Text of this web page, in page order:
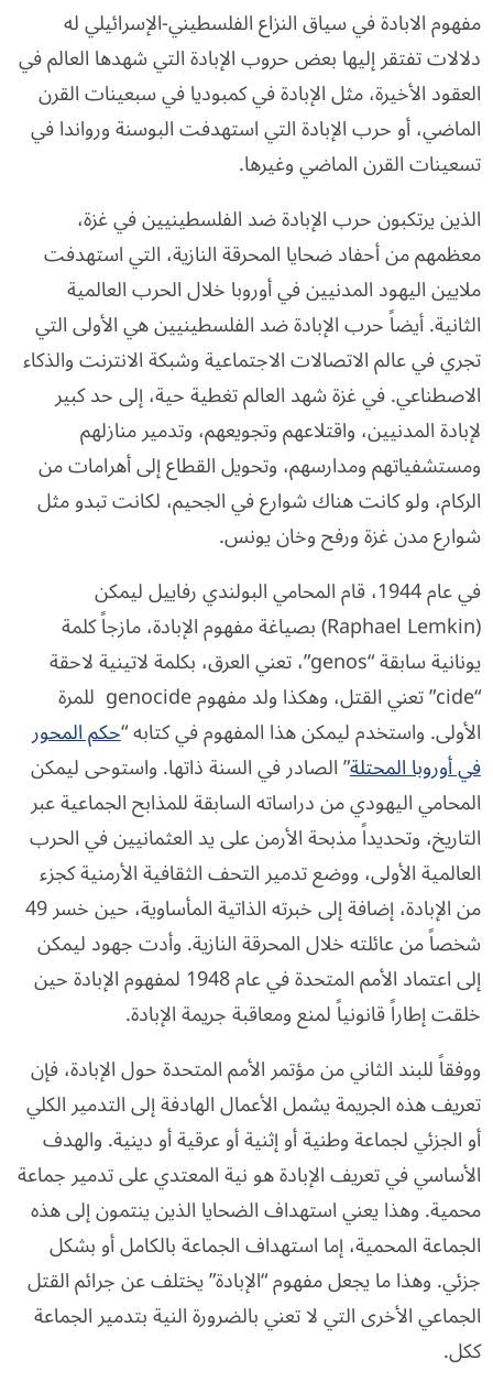
مفهوم الابادة في سياق النزاع الفلسطيني-الإسرائيلي له
دلالات تفتقر إليها بعض حروب الإبادة التي شهدها العالم في
العقود الأخيرة، مثل الإبادة في كمبوديا في سبعينات القرن
الماضي، أو حرب الإبادة التي استهدفت البوسنة ورواندا في
تسعينات القرن الماضي وغيرها.
الذين يرتكبون حرب الإبادة ضد الفلسطينيين في غزة،
معظمهم من أحفاد ضحايا المحرقة النازية، التي استهدفت
ملايين اليهود المدنيين في أوروبا خلال الحرب العالمية
الثانية. أيضاً حرب الإبادة ضد الفلسطينيين هي الأولى التي
تجري في عالم الاتصالات الاجتماعية وشبكة الانترنت والذكاء
الاصطناعي. في غزة شهد العالم تغطية حية، إلى حد كبير
لإبادة المدنيين، واقتلاعهم وتجويعهم، وتدمير منازلهم
ومستشفياتهم ومدارسهم، وتحويل القطاع إلى أهرامات من
الركام، ولو كانت هناك شوارع في الجحيم، لكانت تبدو مثل
شوارع مدن غزة ورفح وخان يونس.
في عام 1944، قام المحامي البولندي رفاييل ليمكن
(Raphael Lemkin) بصياغة مفهوم الإبادة، مازجاً كلمة
يونانية سابقة “genos”، تعني العرق، بكلمة لاتينية لاحقة
“cide” تعني القتل، وهكذا ولد مفهوم genocide للمرة
الأولى. واستخدم ليمكن هذا المفهوم في كتابه “حكم المحور
في أوروبا المحتلة” الصادر في السنة ذاتها. واستوحى ليمكن
المحامي اليهودي من دراساته السابقة للمذابح الجماعية عبر
التاريخ، وتحديداً مذبحة الأرمن على يد العثمانيين في الحرب
العالمية الأولى، ووضع تدمير التحف الثقافية الأرمنية كجزء
من الإبادة، إضافة إلى خبرته الذاتية المأساوية، حين خسر 49
شخصاً من عائلته خلال المحرقة النازية. وأدت جهود ليمكن
إلى اعتماد الأمم المتحدة في عام 1948 لمفهوم الإبادة حين
خلقت إطاراً قانونياً لمنع ومعاقبة جريمة الإبادة.
ووفقاً للبند الثاني من مؤتمر الأمم المتحدة حول الإبادة، فإن
تعريف هذه الجريمة يشمل الأعمال الهادفة إلى التدمير الكلي
أو الجزئي لجماعة وطنية أو إثنية أو عرقية أو دينية. والهدف
الأساسي في تعريف الإبادة هو نية المعتدي على تدمير جماعة
محمية. وهذا يعني استهداف الضحايا الذين ينتمون إلى هذه
الجماعة المحمية، إما استهداف الجماعة بالكامل أو بشكل
جزئي. وهذا ما يجعل مفهوم “الإبادة” يختلف عن جرائم القتل
الجماعي الأخرى التي لا تعني بالضرورة النية بتدمير الجماعة
ككل.